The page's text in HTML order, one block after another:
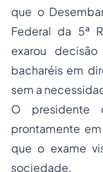
que o
Federal da 5ª
exarou
bacharéis em
sem a
O presidente
prontamente
que o exame
sociedade.